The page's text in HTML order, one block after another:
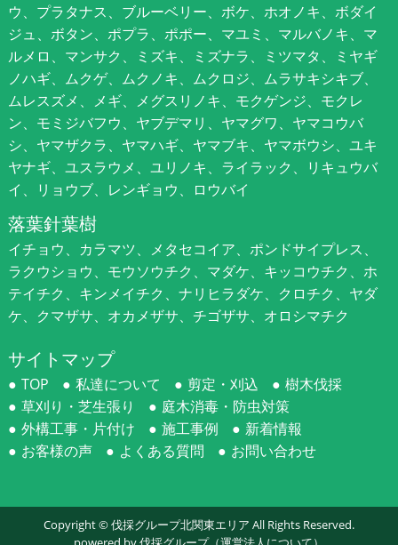
ウ、プラタナス、ブルーベリー、ボケ、ホオノキ、ボダイ
ジュ、ボタン、ポプラ、ポポー、マユミ、マルバノキ、マ
ルメロ、マンサク、ミズキ、ミズナラ、ミツマタ、ミヤギ
ノハギ、ムクゲ、ムクノキ、ムクロジ、ムラサキシキブ、
ムレスズメ、メギ、メグスリノキ、モクゲンジ、モクレ
ン、モミジバフウ、ヤブデマリ、ヤマグワ、ヤマコウバ
シ、ヤマザクラ、ヤマハギ、ヤマブキ、ヤマボウシ、ユキ
ヤナギ、ユスラウメ、ユリノキ、ライラック、リキュウバ
イ、リョウブ、レンギョウ、ロウバイ
落葉針葉樹
イチョウ、カラマツ、メタセコイア、ポンドサイプレス、
ラクウショウ、モウソウチク、マダケ、キッコウチク、ホ
テイチク、キンメイチク、ナリヒラダケ、クロチク、ヤダ
ケ、クマザサ、オカメザサ、チゴザサ、オロシマチク
サイトマップ
TOP 私達について 剪定・刈込
樹木伐採
草刈り・芝生張り
庭木消毒・防虫対策
外構工事・片付け
施工事例
新着情報
お客様の声
よくある質問 お問い合わせ
Copyright ©伐採グループ北関東エリア All Rights Reserved.